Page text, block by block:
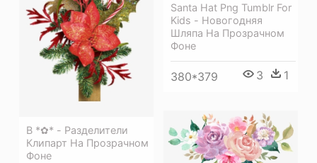
B *✿* - Разделители
Клипарт На Прозрачном
Фоне
Santa Hat Png Tumblr For
Kids - Новогодняя
Шляпа На Прозрачном
Фоне
380*379 3 1